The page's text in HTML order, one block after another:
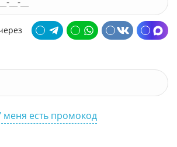
меня есть промокод